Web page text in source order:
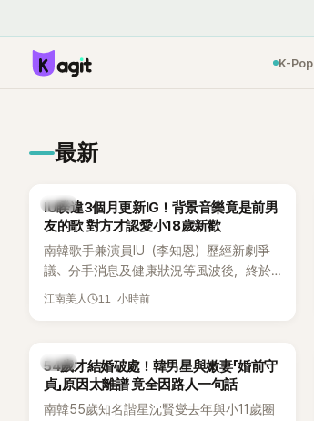
K-Pop
最新
韓星
IU睽違3個月更新IG！背景音樂竟是前男
友的歌 對方才認愛小18歲新歡
南韓歌手兼演員IU（李知恩）歷經新劇爭
議、分手消息及健康狀況等風波後，終於
睽違3個月更新社群平台，一口氣曬出20
音樂，意外掀起韓網討論。
江南美人 11 小時前
韓星
54歲才結婚破處！韓男星與嫩妻「婚前守
貞」原因太離譜 竟全因路人一句話
南韓55歲知名諧星沈賢燮去年與小11歲圈